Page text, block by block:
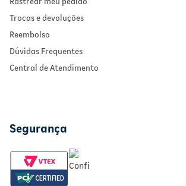
Trocas e devoluções
Reembolso
Dúvidas Frequentes
Central de Atendimento
Segurança